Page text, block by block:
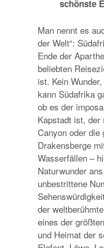
schönste
Man nennt es
der Welt“:
Ende der
beliebten
ist. Kein
kann Südafrika
ob es der
Kapstadt ist,
Canyon oder die
Drakensberge
Wasserfällen –
Naturwunder
unbestrittene
der
eines der
und Heimat der